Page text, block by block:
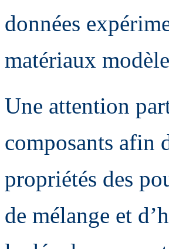
données
matériaux
Une attention
composants afin
propriétés des
de mélange et